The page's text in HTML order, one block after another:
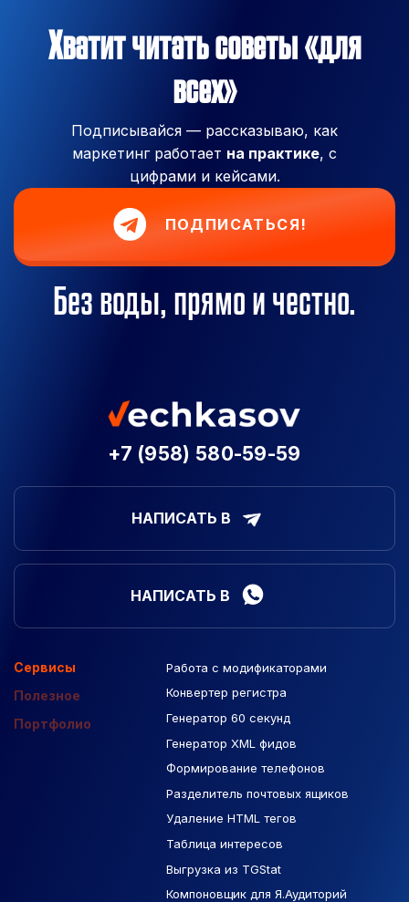
Хватит читать советы «для
всех»
Подписывайся — рассказываю, как
маркетинг работает на практике, с
цифрами и кейсами.
ПОДПИСАТЬСЯ!
Без воды, прямо и честно.
+7 (958) 580-59-59
НАПИСАТЬ В
НАПИСАТЬ В
Сервисы
Полезное
Портфолио
Работа с модификаторами
Конвертер регистра
Генератор 60 секунд
Генератор XML фидов
Формирование телефонов
Разделитель почтовых ящиков
Удаление HTML тегов
Таблица интересов
Выгрузка из TGStat
Компоновщик для Я.Аудиторий
Подборка сайтов
Макеты Figma
База Яндекс Карты
РСЯ площадки
Созданные сайты
Контекстная реклама